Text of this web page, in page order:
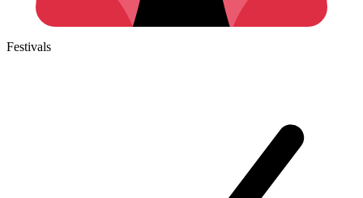
Festivals